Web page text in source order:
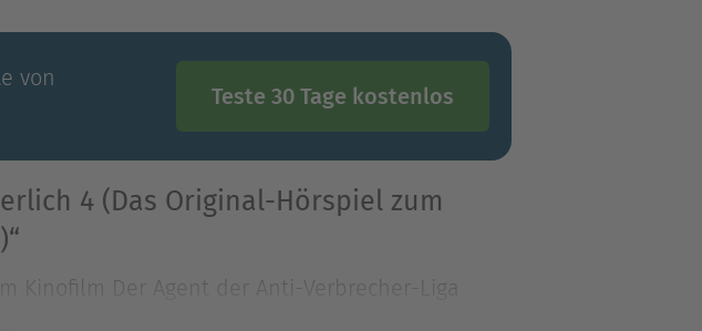
von
Teste 30 Tage kostenlos
4 (Das Original-Hörspiel zum
Kinofilm Der Agent der Anti-Verbrecher-Liga